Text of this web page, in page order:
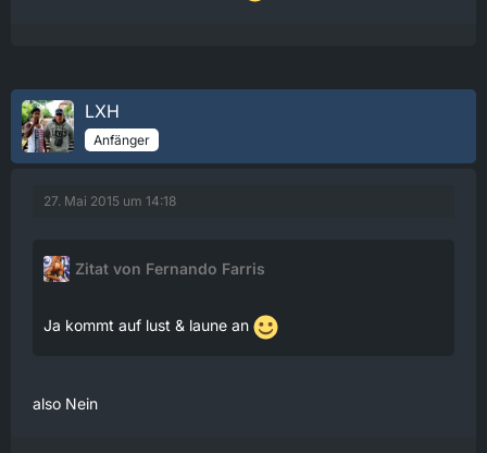
LXH
Anfänger
27. Mai 2015 um 14:18
Zitat von Fernando Farris
Ja kommt auf lust & laune an
also Nein